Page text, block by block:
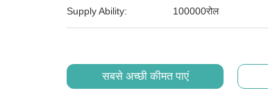
Supply Ability: 100000रोल
सबसे अच्छी कीमत पाएं